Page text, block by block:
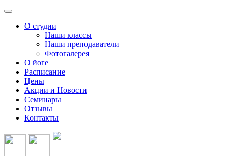
О студии
Наши классы
Наши преподаватели
Фотогалерея
О йоге
Расписание
Цены
Акции и Новости
Семинары
Отзывы
Контакты